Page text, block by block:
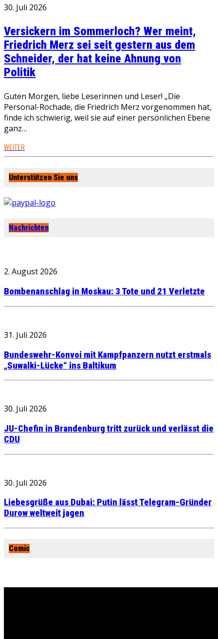
30. Juli 2026
Versickern im Sommerloch? Wer meint,
Friedrich Merz sei seit gestern aus dem
Schneider, der hat keine Ahnung von
Politik
Guten Morgen, liebe Leserinnen und Leser! „Die
Personal-Rochade, die Friedrich Merz vorgenommen hat,
finde ich schwierig, weil sie auf einer persönlichen Ebene
ganz…
WEITER
Unterstützen Sie uns
Nachrichten
2. August 2026
Bombenanschlag in Moskau: 3 Tote und 21 Verletzte
31. Juli 2026
Bundeswehr-Konvoi mit Kampfpanzern nutzt erstmals
„Suwalki-Lücke“ ins Baltikum
30. Juli 2026
JU-Chefin in Brandenburg tritt zurück und verlässt die
CDU
30. Juli 2026
Liebesgrüße aus Dubai: Putin lässt Telegram-Gründer
Durow weltweit jagen
Comic